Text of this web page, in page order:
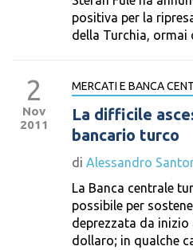
positiva per la
della Turchia, ormai
2
Nov
2011
MERCATI E BANCA
La difficile
bancario turco
di Alessandro
La Banca centrale
possibile per
deprezzata da
dollaro; in qualche